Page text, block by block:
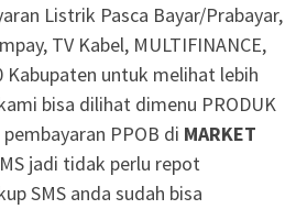
Listrik Pasca Bayar/Prabayar,
TV Kabel, MULTIFINANCE,
Kabupaten untuk melihat lebih
bisa dilihat dimenu PRODUK
PPOB di MARKET
jadi tidak perlu repot
SMS anda sudah bisa